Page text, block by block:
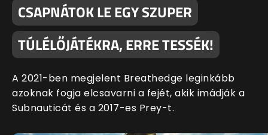
CSAPNÁTOK LE EGY SZUPER
TÚLÉLŐJÁTÉKRA, ERRE TESSÉK!
A 2021-ben megjelent Breathedge leginkább
azoknak fogja elcsavarni a fejét, akik imádják a
Subnauticát és a 2017-es Prey-t.